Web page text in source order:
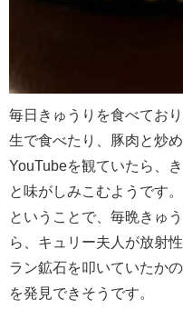
毎日きゅうりを食べており
生で食べたり、豚肉と炒
YouTubeを観ていたら、
と味がしみこむようです。
ということで、毎晩きゅ
ら、キュリー夫人が放射
ラン鉱石を叩いていたか
を発見できそうです。